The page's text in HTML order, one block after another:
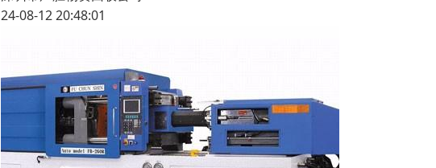
24-08-12 20:48:01